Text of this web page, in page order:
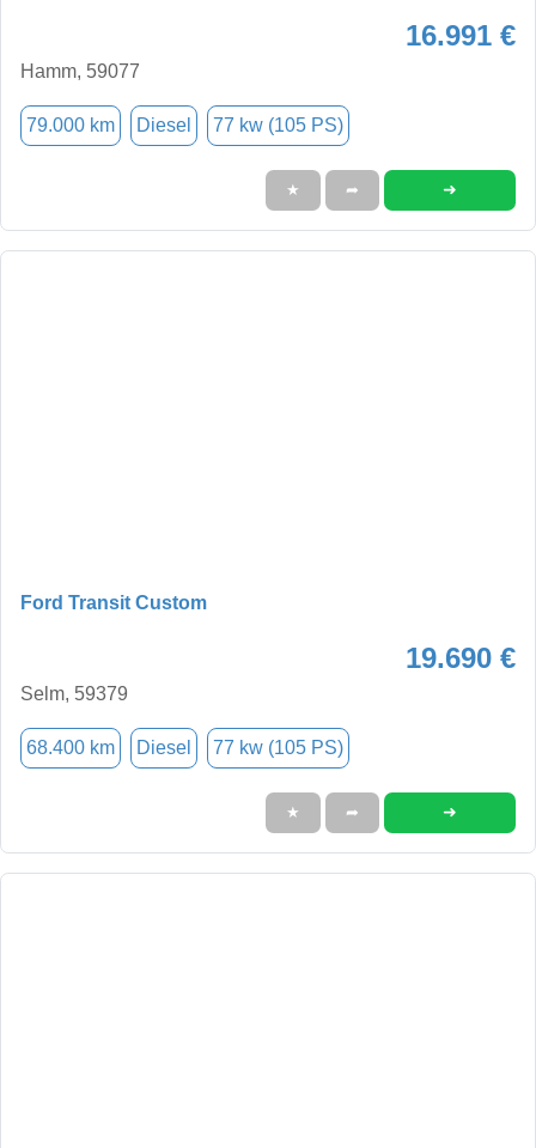
16.991 €
Hamm, 59077
79.000 km Diesel 77 kw (105 PS)
★ ➦ ➜
Ford Transit Custom
19.690 €
Selm, 59379
68.400 km Diesel 77 kw (105 PS)
★ ➦ ➜